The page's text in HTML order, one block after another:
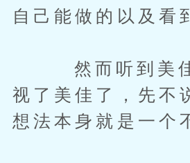
自己能做的以及看
然而听到美佳的
视了美佳了，先不
想法本身就是一个